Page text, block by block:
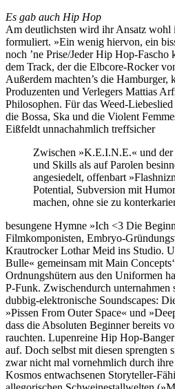
Es gab auch Hip Hop
Am deutlichsten wird ihr Ansatz wohl
formuliert. »Ein wenig hiervon, ein
noch ’ne Prise/Jeder Hip Hop-Fascho
dem Track, der die Elbcore-Rocker
Außerdem machten’s die Hamburger,
Produzenten und Verlegers Mattias
Philosophen. Für das Weed-
die Bossa, Ska und die Violent
Eißfeldt unnachahmlich treffsicher
Zwischen »K.E.I.N.E.« und der
und Skills als auf Parolen
angesiedelt, offenbart
Potential, Subversion mit
machen, ohne sie zu
besungene Hymne »Ich <3 Die
Filmkomponisten, Embryo-
Krautrocker Lothar Meid ins Studio.
Bulle« gemeinsam mit Main
Ordnungshütern aus den Uniformen
P-Funk. Zwischendurch
dubbig-elektronische Soundscapes:
»Pissen From Outer Space« und
dass die Absoluten Beginner bereits
rauchten. Lupenreine Hip Hop-
auf. Doch selbst mit diesen sprengten
zwar nicht mal vornehmlich durch
Kosmos entwachsenen Storyteller-